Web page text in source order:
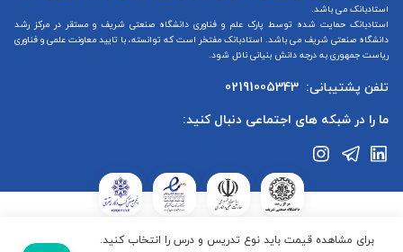
برای مشاهده قیمت باید نوع تدریس و درس را انتخاب کنید.
استادبانک می باشد.
استادبانک حمایت شده توسط پارک علم و فناوری دانشگاه صنعتی شریف و مستقر در مرکز رشد
دانشگاه صنعتی شریف می باشد. استادبانک مفتخر است که توانسته، با تایید معاونت علمی و فناوری
ریاست جمهوری به درجه دانش بنیانی نائل شود.
تلفن پشتیبانی: 02191005343
ما را در شبکه های اجتماعی دنبال کنید:
استادبانک در ستاد ساماندهی پایگاه‌های اینترنتی وزارت فرهنگ و ارشاد